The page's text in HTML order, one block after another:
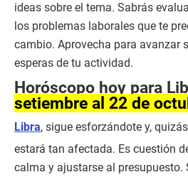
ideas sobre el tema. Sabrás
los problemas laborales que te
cambio. Aprovecha para avanzar
esperas de tu actividad.
Horóscopo hoy para
setiembre al 22 de
Libra, sigue esforzándote y,
estará tan afectada. Es cuestión
calma y ajustarse al presupuesto.